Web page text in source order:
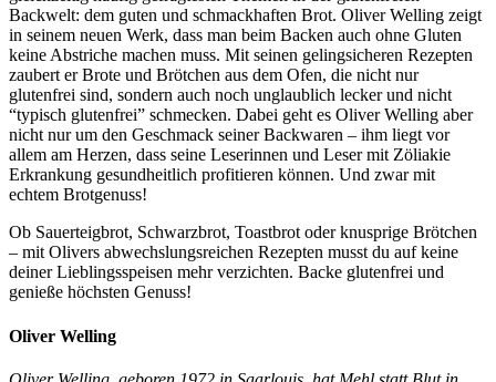
Backwelt: dem guten und schmackhaften Brot. Oliver Welling zeigt
in seinem neuen Werk, dass man beim Backen auch ohne Gluten
keine Abstriche machen muss. Mit seinen gelingsicheren Rezepten
zaubert er Brote und Brötchen aus dem Ofen, die nicht nur
glutenfrei sind, sondern auch noch unglaublich lecker und nicht
“typisch glutenfrei” schmecken. Dabei geht es Oliver Welling aber
nicht nur um den Geschmack seiner Backwaren – ihm liegt vor
allem am Herzen, dass seine Leserinnen und Leser mit Zöliakie
Erkrankung gesundheitlich profitieren können. Und zwar mit
echtem Brotgenuss!
Ob Sauerteigbrot, Schwarzbrot, Toastbrot oder knusprige Brötchen
– mit Olivers abwechslungsreichen Rezepten musst du auf keine
deiner Lieblingsspeisen mehr verzichten. Backe glutenfrei und
genieße höchsten Genuss!
Oliver Welling